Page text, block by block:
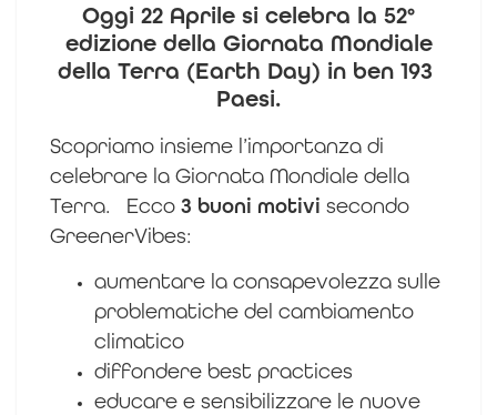
Oggi 22 Aprile si celebra la 52°
edizione della Giornata Mondiale
della Terra (Earth Day) in ben 193
Paesi.
Scopriamo insieme l’importanza di
celebrare la Giornata Mondiale della
Terra.
Ecco 3 buoni motivi secondo
GreenerVibes:
aumentare la consapevolezza sulle
problematiche del cambiamento
climatico
diffondere best practices
educare e sensibilizzare le nuove